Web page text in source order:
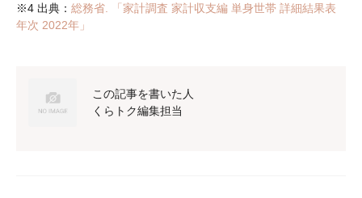
※4 出典： 総務省. 「家計調査 家計収支編 単身世帯 詳細結果表
年次 2022年」
この記事を書いた人
くらトク編集担当